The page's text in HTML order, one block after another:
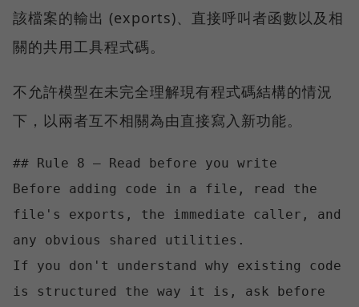
該檔案的輸出 (exports)、直接呼叫者函數以及相
關的共用工具程式碼。
不允許模型在未完全理解現有程式碼結構的情況
下，以兩者互不相關為由直接寫入新功能。
## Rule 8 — Read before you write
Before adding code in a file, read the
file's exports, the immediate caller, and
any obvious shared utilities.
If you don't understand why existing code
is structured the way it is, ask before